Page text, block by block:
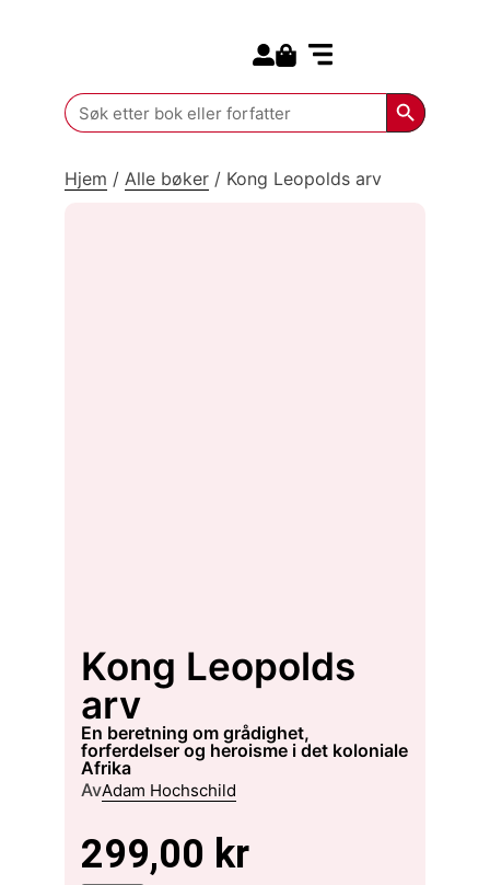
Search
for:
Search
Hjem / Alle bøker / Kong Leopolds arv
Kong Leopolds
arv
en beretning om grådighet,
forferdelser og heroisme i det koloniale
Afrika
AvAdam Hochschild
299,00 kr